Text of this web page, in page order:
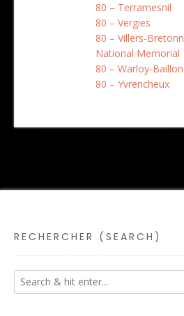
80 – Terramesnil
80 – Vergies
80 – Villers-
National Memorial
80 – Warloy-Baillon
80 – Yvrencheux
RECHERCHER (SEARCH)